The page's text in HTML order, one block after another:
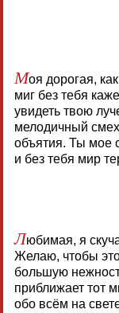
Моя дорогая,
миг без тебя
увидеть твою
мелодичный
объятия. Ты мое
и без тебя мир
Любимая, я
Желаю, чтобы
большую
приближает тот
обо всём на